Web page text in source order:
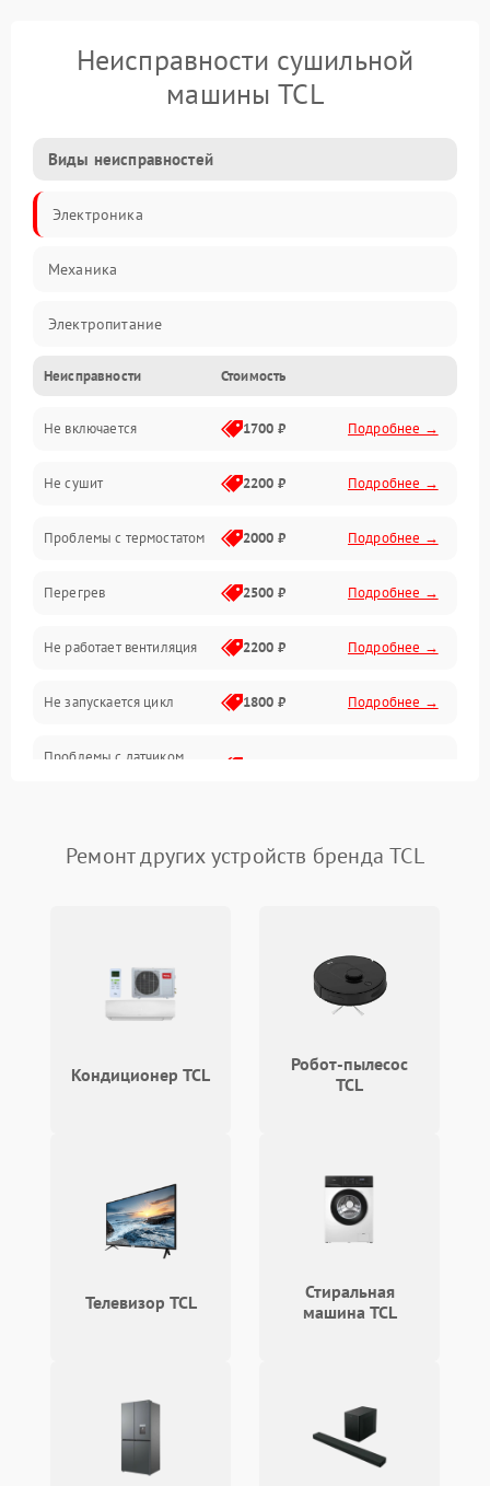
Неисправности сушильной
машины TCL
Виды неисправностей
Электроника
Механика
Электропитание
Нагрев
Механические повреждения
Оптика
Программное обеспечение
Датчики
Безопасность
Неисправности Стоимость
Не включается 1700 ₽ Подробнее →
Не сушит 2200 ₽ Подробнее →
Проблемы с термостатом 2000 ₽ Подробнее →
Перегрев 2500 ₽ Подробнее →
Не работает вентиляция 2200 ₽ Подробнее →
Не запускается цикл 1800 ₽ Подробнее →
Проблемы с датчиком
Подробнее →
Подробнее →
Ошибка на дисплее Подробнее →
Ремонт других устройств бренда TCL
Кондиционер TCL
Робот-пылесос
TCL
Телевизор TCL
Стиральная
машина TCL